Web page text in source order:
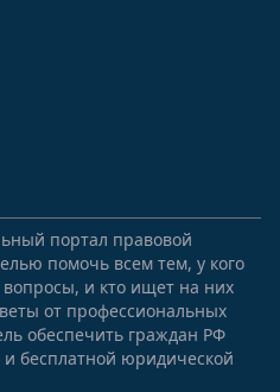
портал правовой
помочь всем тем, у кого
и кто ищет на них
от профессиональных
обеспечить граждан РФ
бесплатной юридической